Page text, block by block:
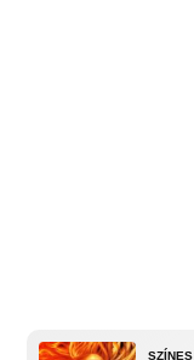
SZÍNES